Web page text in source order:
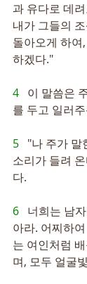
과 유다로 데
내가 그들의
돌아오게 하여
하겠다."
4 이 말씀은
를 두고 일러
5 "나 주가 말
소리가 들려
다.
6 너희는 남
아라. 어찌하
는 여인처럼
며, 모두 얼굴